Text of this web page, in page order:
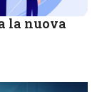
la nuova